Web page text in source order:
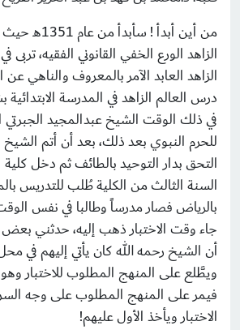
من أين أبدأ !
الزاهد الورع الخفي القانوني الفقيه،
الزاهد العابد الآمر بالمعروف والناهي
درس العالم الزاهد في المدرسة الابتدائية
في ذلك الوقت الشيخ عبدالمجيد
للحرم النبوي بعد ذلك، بعد أن أتم الشيخ
التحق بدار التوحيد بالطائف ثم دخل
السنة الثالث من الكلية طُلب للتدريس
بالرياض فصار مدرساً وطالبا في نفس
جاء وقت الاختبار ذهب إليه، حدثني بعض
أن الشيخ رحمه الله كان يأتي إليهم في
ويطَّلع على المنهج المطلوب للاختبار
فيمر على المنهج المطلوب على وجه
الاختبار ويأخذ الأول عليهم!